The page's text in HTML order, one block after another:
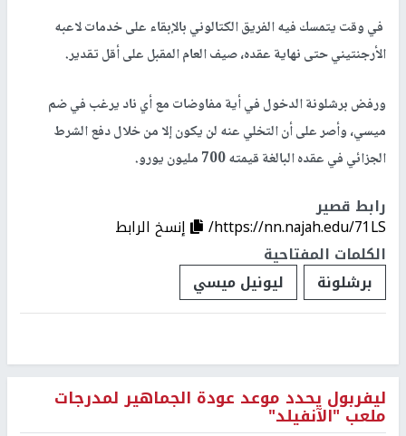
في وقت يتمسك فيه الفريق الكتالوني بالإبقاء على خدمات لاعبه
الأرجنتيني حتى نهاية عقده، صيف العام المقبل على أقل تقدير.
ورفض برشلونة الدخول في أية مفاوضات مع أي ناد يرغب في ضم
ميسي، وأصر على أن التخلي عنه لن يكون إلا من خلال دفع الشرط
الجزائي في عقده البالغة قيمته 700 مليون يورو.
رابط قصير
https://nn.najah.edu/71LS/
إنسخ الرابط
الكلمات المفتاحية
برشلونة
ليونيل ميسي
ليفربول يحدد موعد عودة الجماهير لمدرجات
ملعب "الآنفيلد"